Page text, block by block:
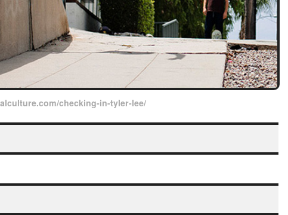
checking-in-tyler-lee/